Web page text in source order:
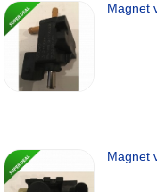
Magnet
Magnet